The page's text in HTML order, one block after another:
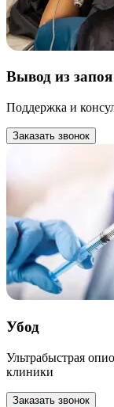
Вывод из
Поддержка и
Заказать звонок
Убод
Ультрабыстрая
клиники
Заказать звонок